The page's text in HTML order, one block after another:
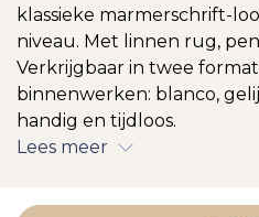
klassieke marmerschrift-
niveau. Met linnen rug,
Verkrijgbaar in twee
binnenwerken: blanco,
handig en tijdloos.
Lees meer